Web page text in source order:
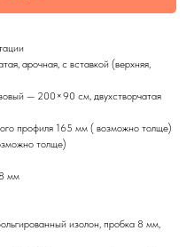
арочная, с вставкой (верхняя,
— 200×90 см, двухстворчатая
профиля 165 мм ( возможно толще)
толще)
мм
изолон, пробка 8 мм,